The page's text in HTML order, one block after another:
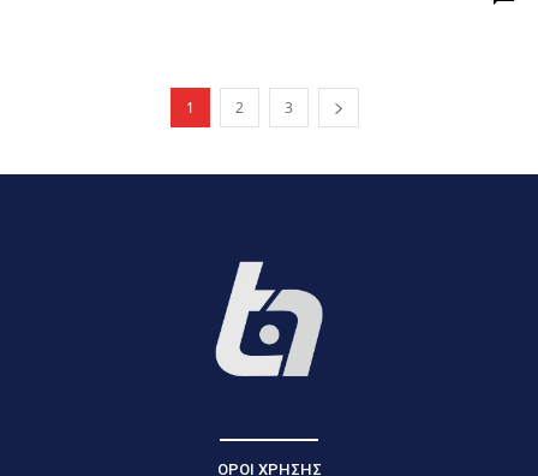
1 2 3
ΟΡΟΙ ΧΡΗΣΗΣ